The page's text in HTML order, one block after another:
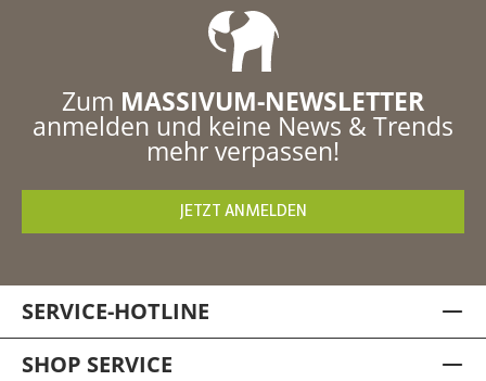
Zum MASSIVUM-NEWSLETTER
anmelden und keine News & Trends
mehr verpassen!
JETZT ANMELDEN
SERVICE-HOTLINE
SHOP SERVICE